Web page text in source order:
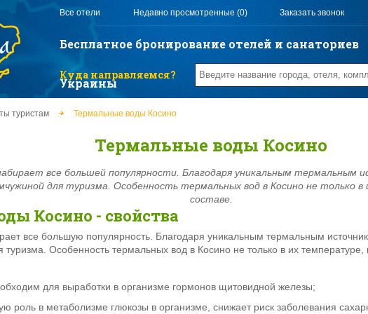
туристам Термальные воды Косино
Термальные воды Косино
все большей популярности. Благодаря уникальным термальным
для туризма. Особенность термальных вод в Косино не только
составе.
Косино - свойства
все большую популярность. Благодаря уникальным термальным
Особенность термальных вод в Косино не только в их температуре,
для выработки в организме гормонов щитовидной железы;
роль в метаболизме глюкозы в организме, снижает риск заболевания
Все отели Недавно просмотренные (0) Заказать звонок
Бесплатное бронирование отелей и санаториев
Украины
Куда направляемся?